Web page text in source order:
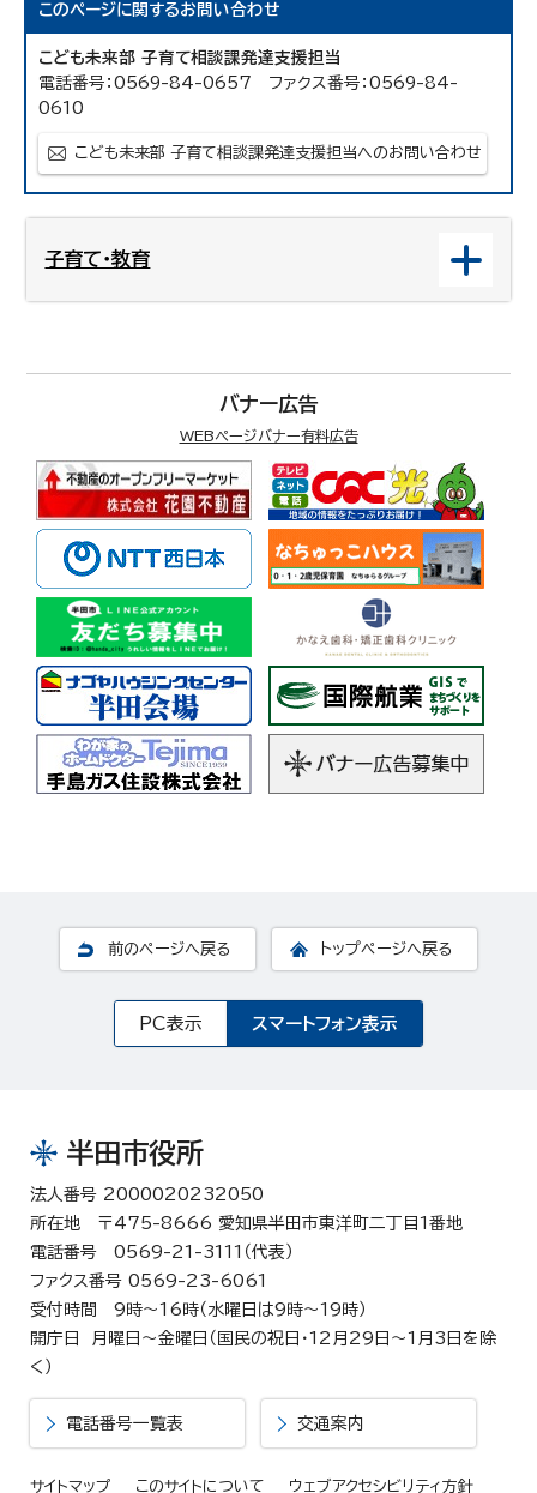
このページに関するお問い合わせ
こども未来部 子育て相談課発達支援担当
電話番号：0569-84-0657 ファクス番号：0569-84-
0610
こども未来部 子育て相談課発達支援担当へのお問い合わせ
子育て・教育
バナー広告
WEBページバナー有料広告
前のページへ戻る トップページへ戻る
PC表示 スマートフォン表示
半田市役所
法人番号 2000020232050
所在地 〒475-8666 愛知県半田市東洋町二丁目1番地
電話番号 0569-21-3111（代表）
ファクス番号 0569-23-6061
受付時間 9時～16時（水曜日は9時～19時）
開庁日 月曜日～金曜日（国民の祝日・12月29日～1月3日を除
く）
電話番号一覧表 交通案内
サイトマップ このサイトについて ウェブアクセシビリティ方針